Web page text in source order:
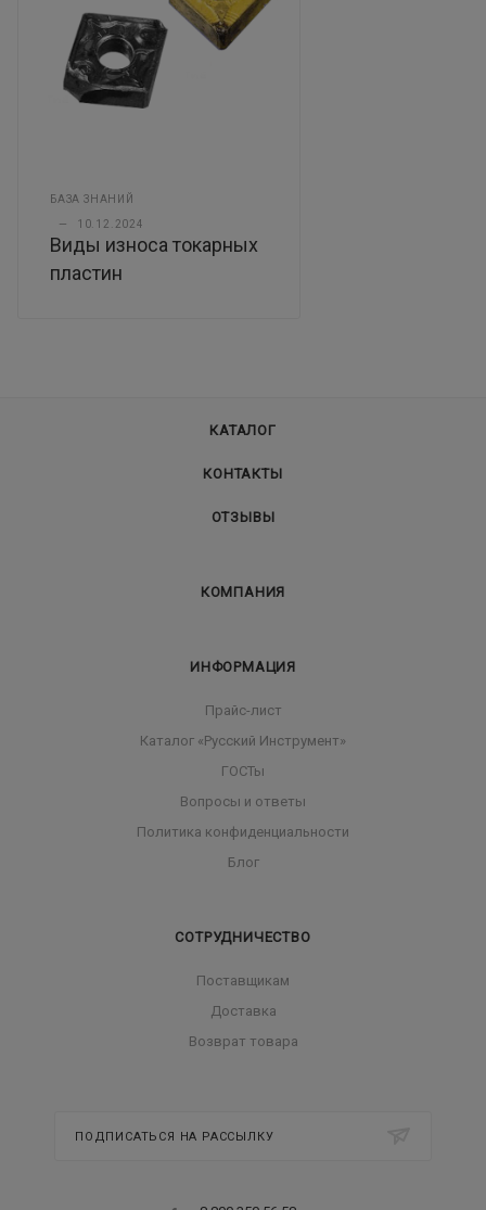
БАЗА ЗНАНИЙ
— 10.12.2024
Виды износа токарных
пластин
КАТАЛОГ
КОНТАКТЫ
ОТЗЫВЫ
КОМПАНИЯ
ИНФОРМАЦИЯ
Прайс-лист
Каталог «Русский Инструмент»
ГОСТы
Вопросы и ответы
Политика конфиденциальности
Блог
СОТРУДНИЧЕСТВО
Поставщикам
Доставка
Возврат товара
ПОДПИСАТЬСЯ НА РАССЫЛКУ